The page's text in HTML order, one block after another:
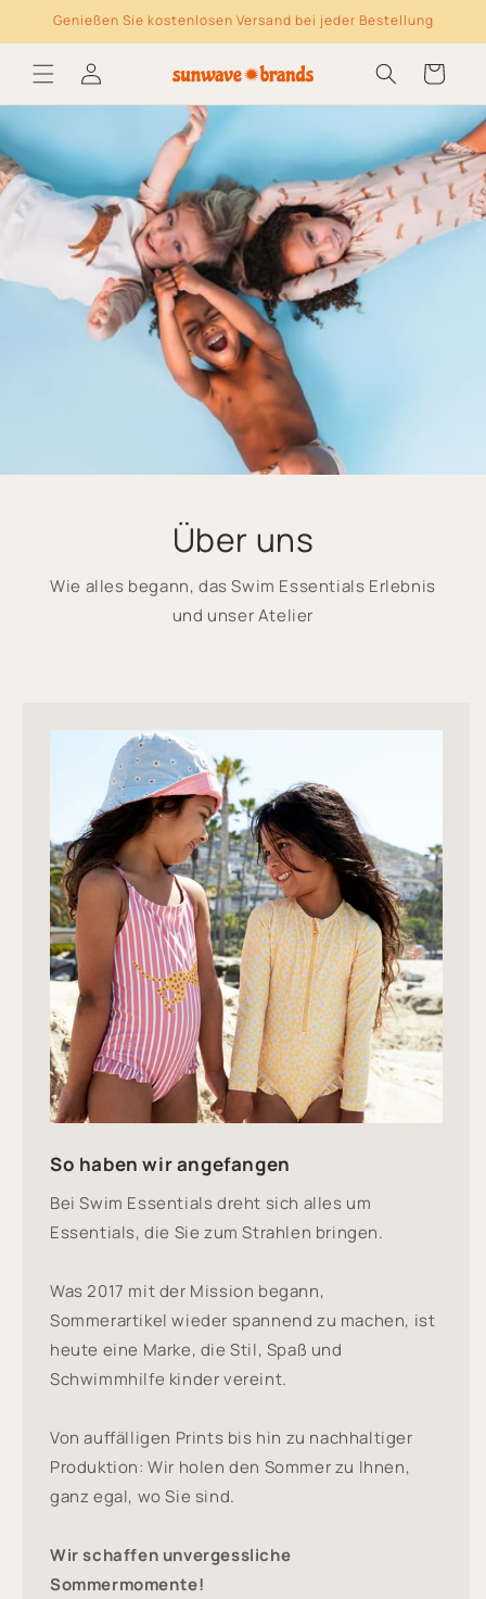
Direkt zum Inhalt
Genießen Sie kostenlosen Versand bei jeder Bestellung
Log
in
Warenkorb
Über uns
Wie alles begann, das Swim Essentials Erlebnis
und unser Atelier
So haben wir angefangen
Bei Swim Essentials dreht sich alles um
Essentials, die Sie zum Strahlen bringen.
Was 2017 mit der Mission begann,
Sommerartikel wieder spannend zu machen, ist
heute eine Marke, die Stil, Spaß und
Schwimmhilfe kinder vereint.
Von auffälligen Prints bis hin zu nachhaltiger
Produktion: Wir holen den Sommer zu Ihnen,
ganz egal, wo Sie sind.
Wir schaffen unvergessliche
Sommermomente!